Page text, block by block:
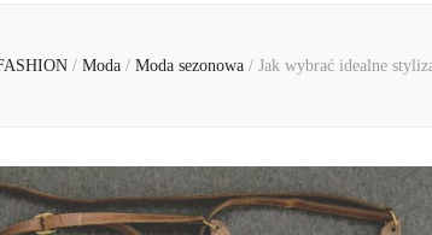
/ Moda / Moda sezonowa / Jak wybrać idealne